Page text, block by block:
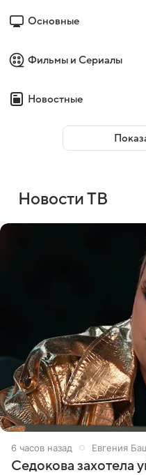
Основные
Фильмы и Сериалы
Новостные
Новости ТВ
6 часов назад Евгения
Седокова захотела